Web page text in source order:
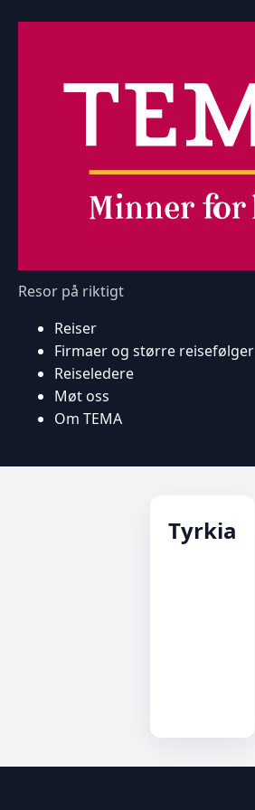
Resor på riktigt
Reiser
Firmaer og større reisefølger
Reiseledere
Møt oss
Om TEMA
Tyrkia